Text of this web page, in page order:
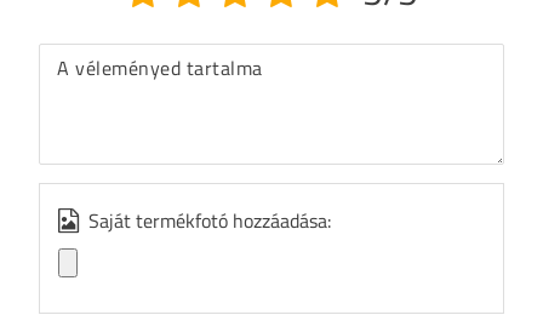
A véleményed tartalma
Saját termékfotó hozzáadása: